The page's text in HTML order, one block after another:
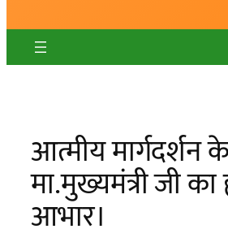
आत्मीय मार्गदर्शन
मा.मुख्यमंत्री जी
आभार।